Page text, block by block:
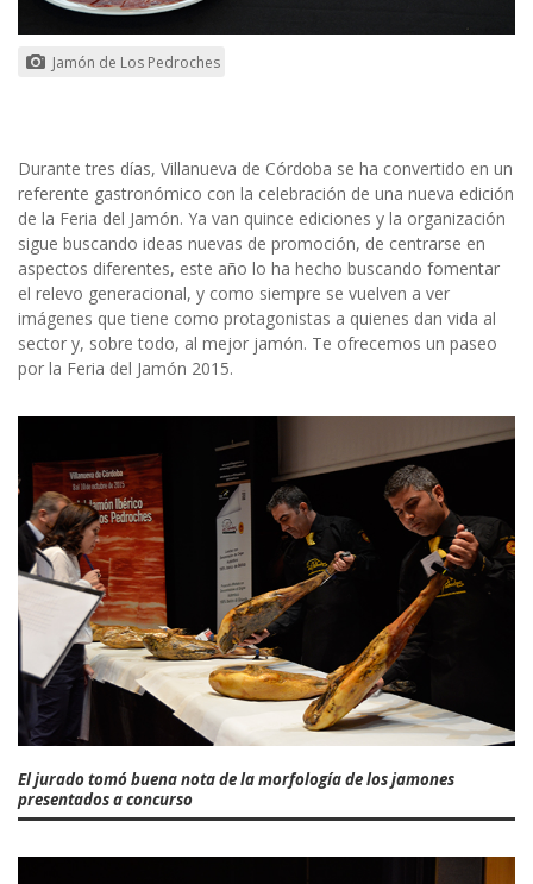
Jamón de Los Pedroches
Durante tres días, Villanueva de Córdoba se ha convertido en un
referente gastronómico con la celebración de una nueva edición
de la Feria del Jamón. Ya van quince ediciones y la organización
sigue buscando ideas nuevas de promoción, de centrarse en
aspectos diferentes, este año lo ha hecho buscando fomentar
el relevo generacional, y como siempre se vuelven a ver
imágenes que tiene como protagonistas a quienes dan vida al
sector y, sobre todo, al mejor jamón. Te ofrecemos un paseo
por la Feria del Jamón 2015.
El jurado tomó buena nota de la morfología de los jamones
presentados a concurso